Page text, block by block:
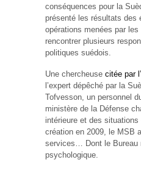
conséquences pour la
présenté les résultats des
opérations menées par
rencontrer plusieurs
politiques suédois.
Une chercheuse citée par
l’expert dépêché par la
Tofvesson, un personnel
ministère de la Défense
intérieure et des situations
création en 2009, le MSB
services… Dont le Bureau
psychologique.